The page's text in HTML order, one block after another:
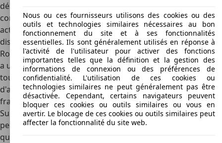
dénommée Série 3, dont les caractéristiques sont
comparables à celles de la Lotus 7. Cette série est
actuellement la plus connue de la marque et elle est
disponible en deux versions dénommées respectivement
Roadsport et Supersport. La version Roadsport Caterham
a un moteur de 1600 cm3 développant 120 chevaux à 6000
tours par minute. Son poids de 545 kg lui permet
d'atteindre une vitesse de pointe de 200 km/h et de
franchir les 100 km/h en six secondes. Le modèle
Supersport, qui a été conçu pour la compétition mais qui
peut être conduit sur la route, a un moteur de 140 chevaux
qui n'a besoin que de cinq secondes pour atteindre 100
Nous ou ces fournisseurs utilisons des cookies ou des
outils et technologies similaires nécessaires au bon
fonctionnement du site et à ses fonctionnalités
essentielles. Ils sont généralement utilisés en réponse à
l'activité de l'utilisateur pour activer des fonctions
importantes telles que la définition et la gestion des
informations de connexion ou des préférences de
confidentialité. L'utilisation de ces cookies ou
technologies similaires ne peut généralement pas être
désactivée. Cependant, certains navigateurs peuvent
bloquer ces cookies ou outils similaires ou vous en
avertir. Le blocage de ces cookies ou outils similaires peut
affecter la fonctionnalité du site web.